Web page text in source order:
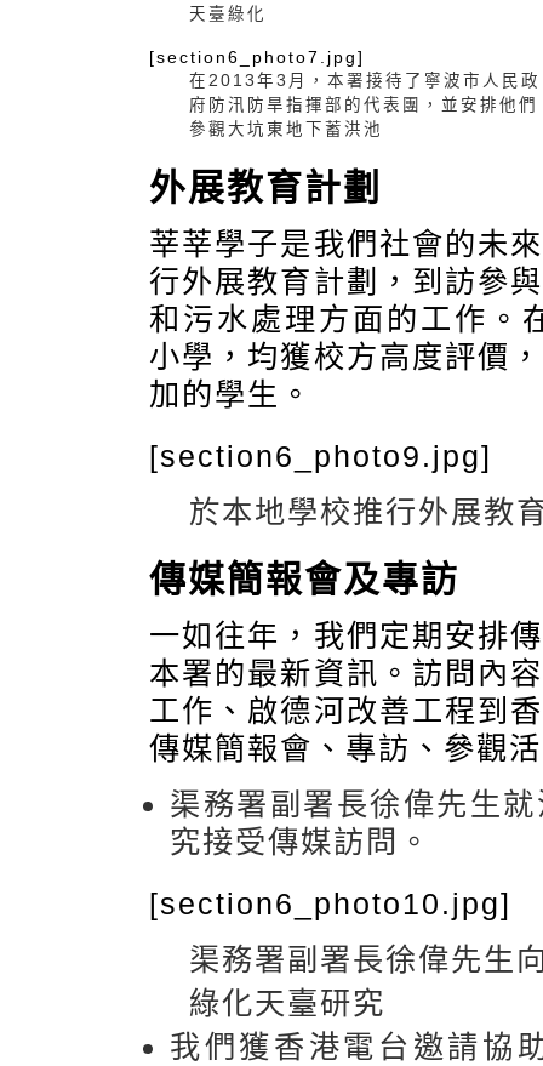
天臺綠化
[section6_photo7.jpg]
在2013年3月，本署接待了寧波市人民政
府防汛防旱指揮部的代表團，並安排他們
參觀大坑東地下蓄洪池
外展教育計劃
莘莘學子是我們社會的未
行外展教育計劃，到訪參
和污水處理方面的工作。
小學，均獲校方高度評價
加的學生。
[section6_photo9.jpg]
於本地學校推行外展教
傳媒簡報會及專訪
一如往年，我們定期安排
本署的最新資訊。訪問內
工作、啟德河改善工程到
傳媒簡報會、專訪、參觀
渠務署副署長徐偉先生
究接受傳媒訪問。
[section6_photo10.jpg]
渠務署副署長徐偉先生
綠化天臺研究
我們獲香港電台邀請協